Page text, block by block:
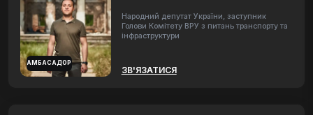
АМБАСАДОР
Народний депутат України, заступник
Голови Комітету ВРУ з питань транспорту та
інфраструктури
ЗВ'ЯЗАТИСЯ